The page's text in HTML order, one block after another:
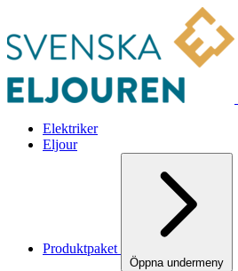
Elektriker
Eljour
Produktpaket
Öppna undermeny